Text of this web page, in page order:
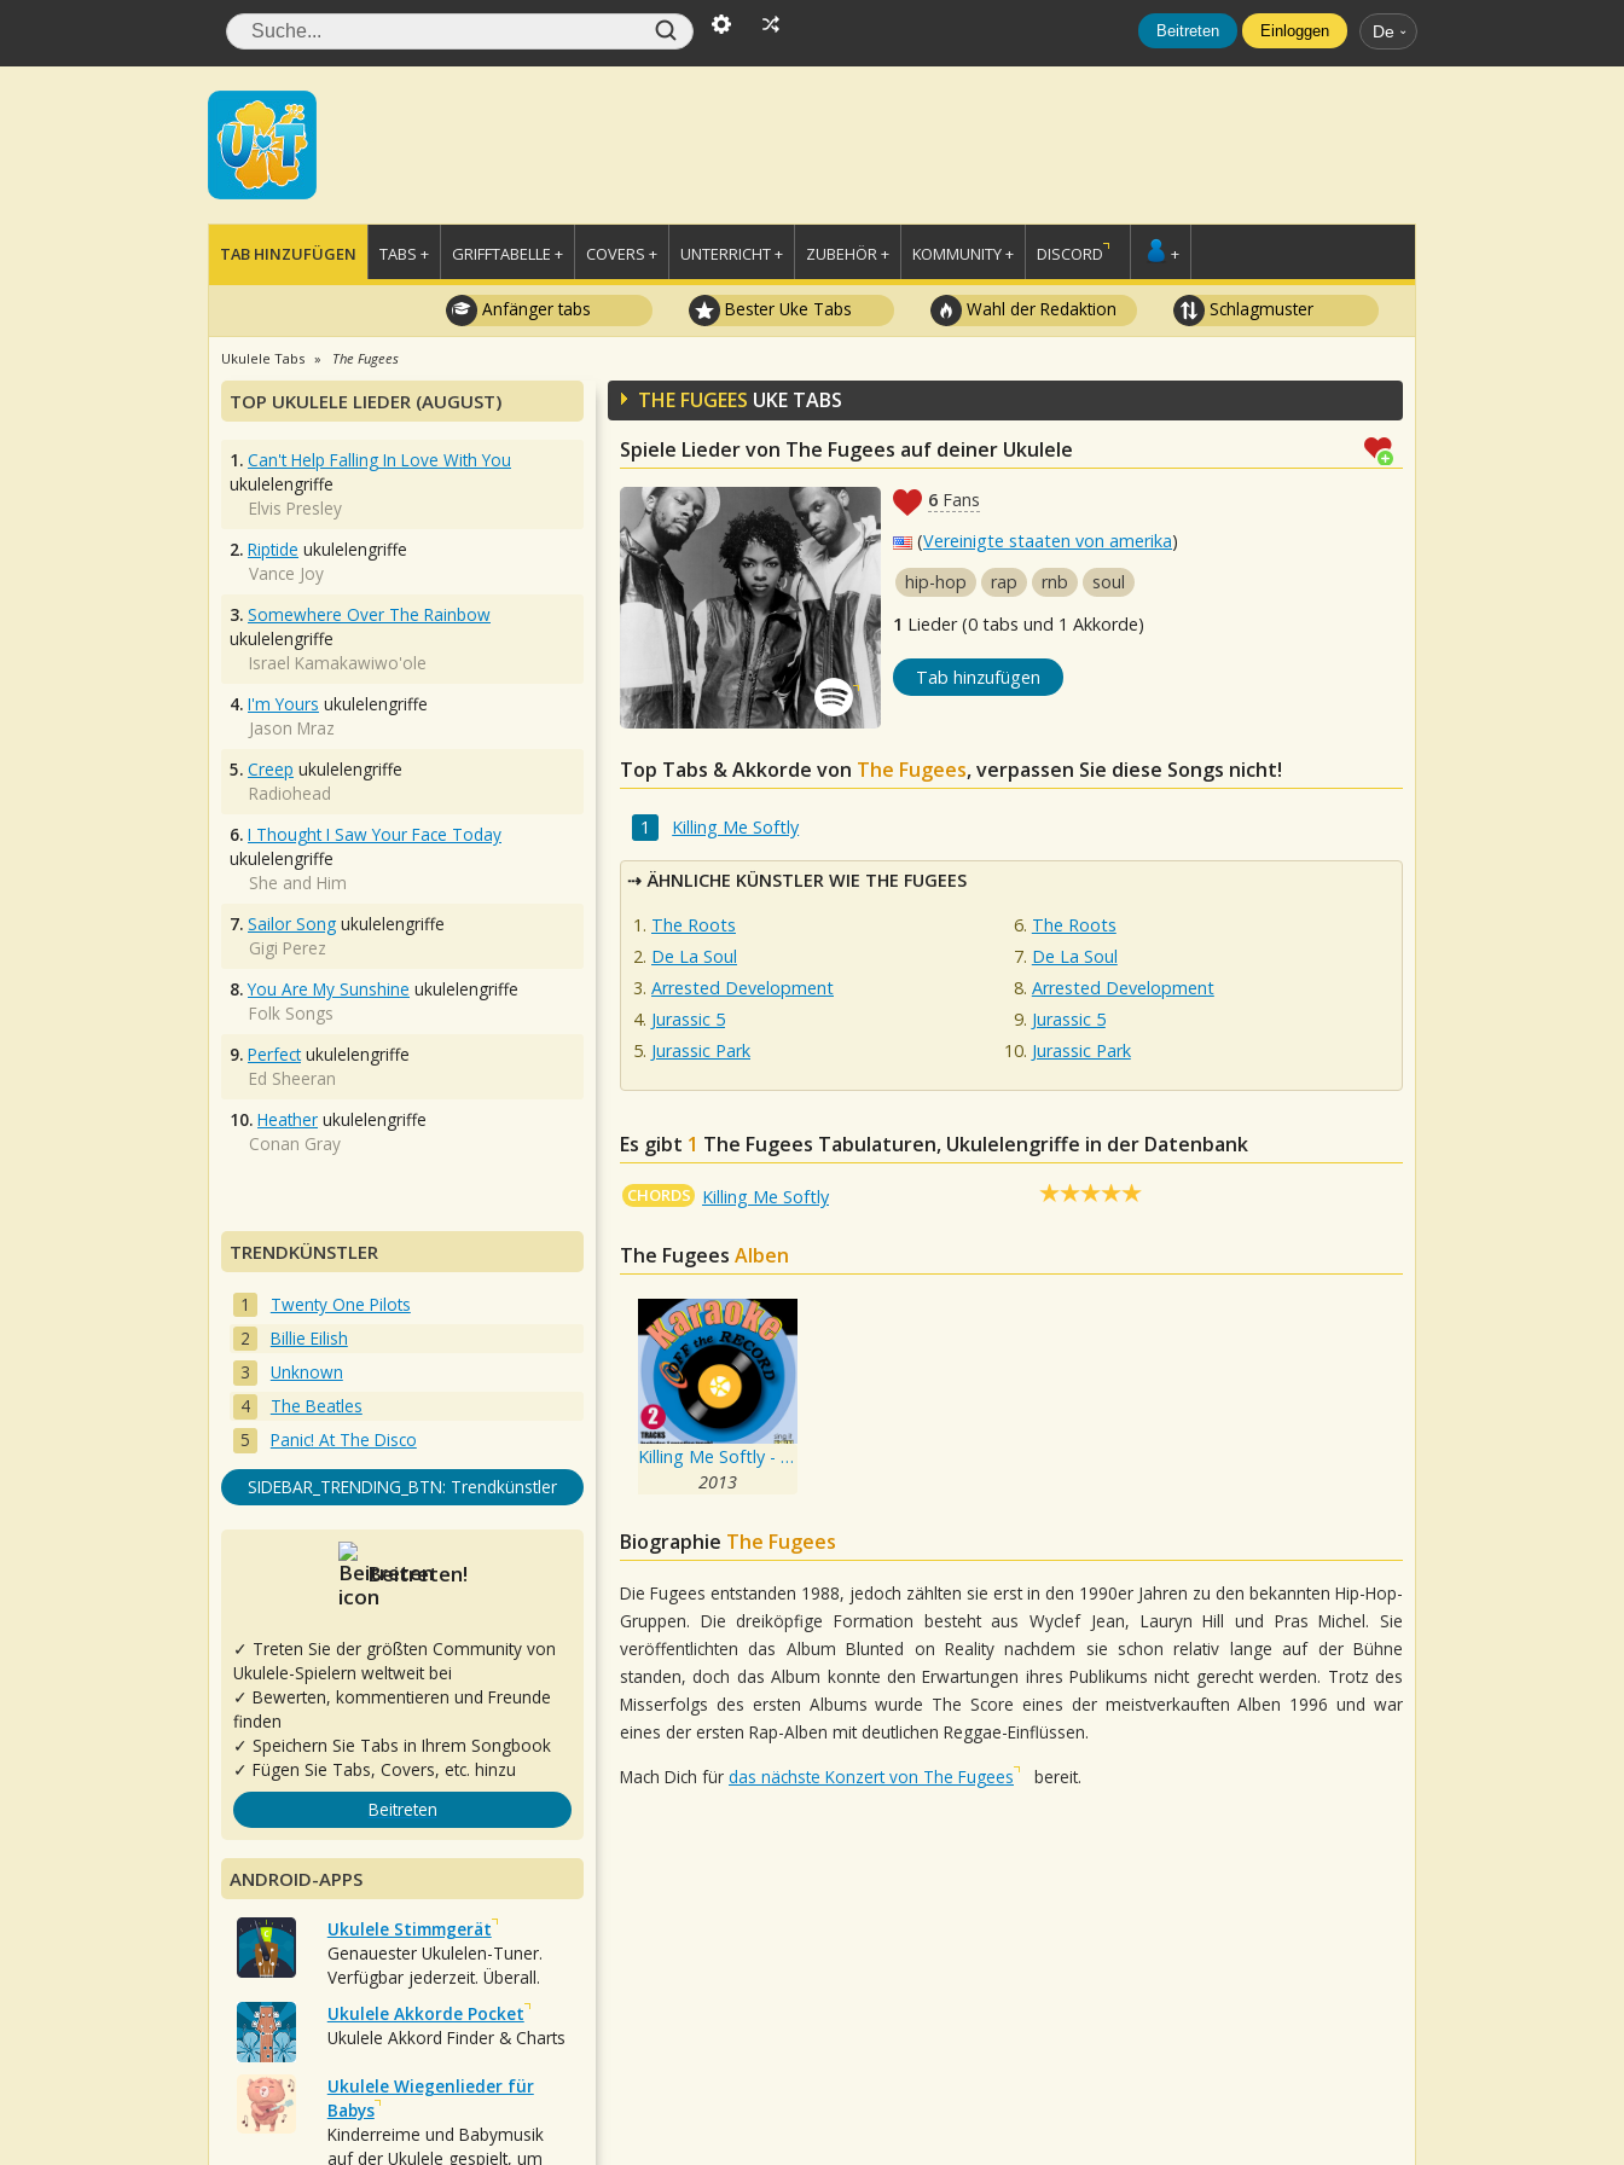
Beitreten Einloggen De
TAB HINZUFÜGEN TABS + GRIFFTABELLE + COVERS + UNTERRICHT + ZUBEHÖR + KOMMUNITY + DISCORD +
Anfänger tabs Bester Uke Tabs Wahl der Redaktion Schlagmuster
Ukulele Tabs The Fugees
THE FUGEES UKE TABS
Spiele Lieder von The Fugees auf deiner Ukulele
6 Fans
(Vereinigte staaten von amerika)
hip-hop
rap rnb
soul
1 Lieder (0 tabs und 1 Akkorde)
Tab hinzufügen
Top Tabs & Akkorde von The Fugees, verpassen Sie diese Songs nicht!
Killing Me Softly
ÄHNLICHE KÜNSTLER WIE THE FUGEES
The Roots
De La Soul
Arrested Development
Jurassic 5
Jurassic Park
The Roots
De La Soul
Arrested Development
Jurassic 5
Jurassic Park
Es gibt 1 The Fugees Tabulaturen, Ukulelengriffe in der Datenbank
CHORDS Killing Me Softly
The Fugees Alben
Killing Me Softly - Single
2013
Biographie The Fugees
Die Fugees entstanden 1988, jedoch zählten sie erst in den 1990er Jahren zu den bekannten Hip-Hop-
Gruppen. Die dreiköpfige Formation besteht aus Wyclef Jean, Lauryn Hill und Pras Michel. Sie
veröffentlichten das Album Blunted on Reality nachdem sie schon relativ lange auf der Bühne
standen, doch das Album konnte den Erwartungen ihres Publikums nicht gerecht werden. Trotz des
Misserfolgs des ersten Albums wurde The Score eines der meistverkauften Alben 1996 und war
eines der ersten Rap-Alben mit deutlichen Reggae-Einflüssen.
Mach Dich für das nächste Konzert von The Fugees bereit.
TOP UKULELE LIEDER (AUGUST)
1. Can't Help Falling In Love With You
ukulelengriffe
Elvis Presley
2. Riptide ukulelengriffe
Vance Joy
3. Somewhere Over The Rainbow
ukulelengriffe
Israel Kamakawiwo'ole
4. I'm Yours ukulelengriffe
Jason Mraz
5. Creep ukulelengriffe
Radiohead
6. I Thought I Saw Your Face Today
ukulelengriffe
She and Him
7. Sailor Song ukulelengriffe
Gigi Perez
8. You Are My Sunshine ukulelengriffe
Folk Songs
9. Perfectukulelengriffe
Ed Sheeran
10. Heather ukulelengriffe
Conan Gray
TRENDKÜNSTLER
Twenty One Pilots
Billie Eilish
Unknown
The Beatles
Panic! At The Disco
SIDEBAR_TRENDING_BTN: Trendkünstler
Beitreten!
✓ Treten Sie der größten Community von
Ukulele-Spielern weltweit bei
✓ Bewerten, kommentieren und Freunde
finden
✓ Speichern Sie Tabs in Ihrem Songbook
✓ Fügen Sie Tabs, Covers, etc. hinzu
Beitreten
ANDROID-APPS
Ukulele Stimmgerät
Genauester Ukulelen-Tuner.
Verfügbar jederzeit. Überall.
Ukulele Akkorde Pocket
Ukulele Akkord Finder & Charts
Ukulele Wiegenlieder für
Babys
Kinderreime und Babymusik
auf der Ukulele gespielt, um